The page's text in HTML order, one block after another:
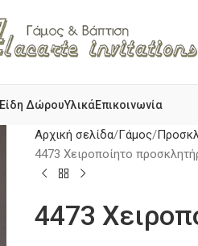
Είδη ΔώρουΥλικάΕπικοινωνία
Αρχική σελίδα Γάμος
4473 Χειροποίητο
4473